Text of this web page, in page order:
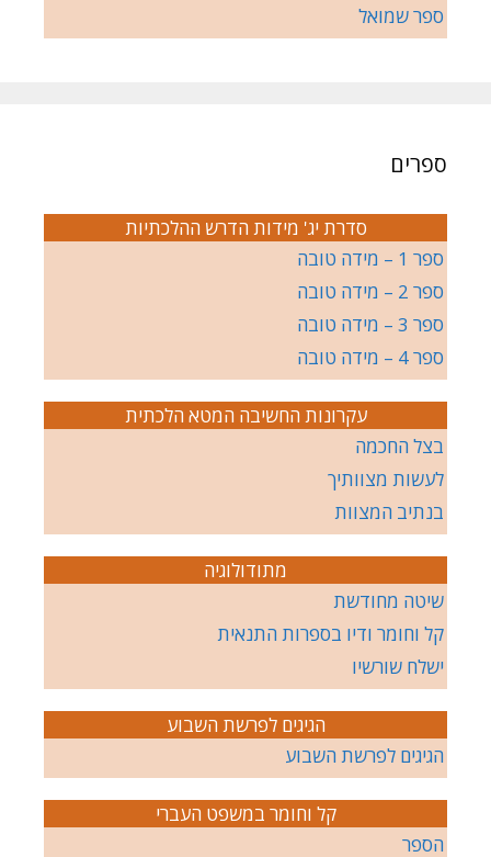
ספר שמואל
ספרים
סדרת יג' מידות הדרש ההלכתיות
ספר 1 – מידה טובה
ספר 2 – מידה טובה
ספר 3 – מידה טובה
ספר 4 – מידה טובה
עקרונות החשיבה המטא הלכתית
בצל החכמה
לעשות מצוותיך
בנתיב המצוות
מתודולוגיה
שיטה מחודשת
קל וחומר ודיו בספרות התנאית
ישלח שורשיו
הגיגים לפרשת השבוע
הגיגים לפרשת השבוע
קל וחומר במשפט העברי
הספר